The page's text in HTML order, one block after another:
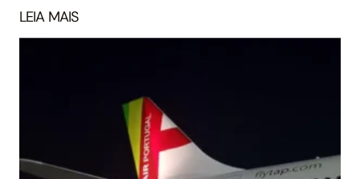
LEIA MAIS